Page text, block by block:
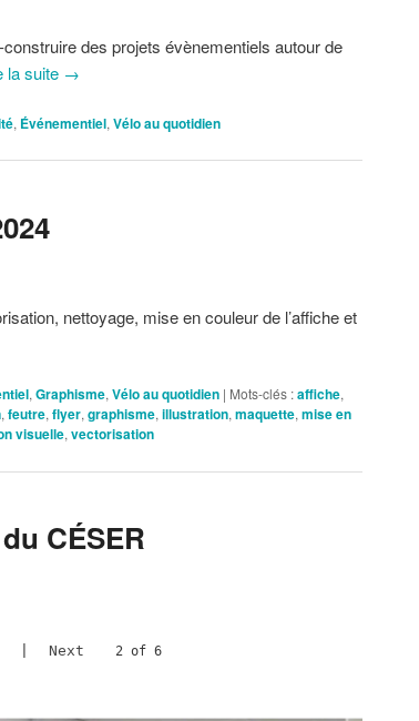
des projets évènementiels autour de
la suite →
, Événementiel, Vélo au quotidien
nettoyage, mise en couleur de l’affiche et
, Graphisme, Vélo au quotidien | Mots-clés :affiche,
, feutre, flyer, graphisme, illustration, maquette, mise en
visuelle, vectorisation
CÉSER
Next 2 of 6